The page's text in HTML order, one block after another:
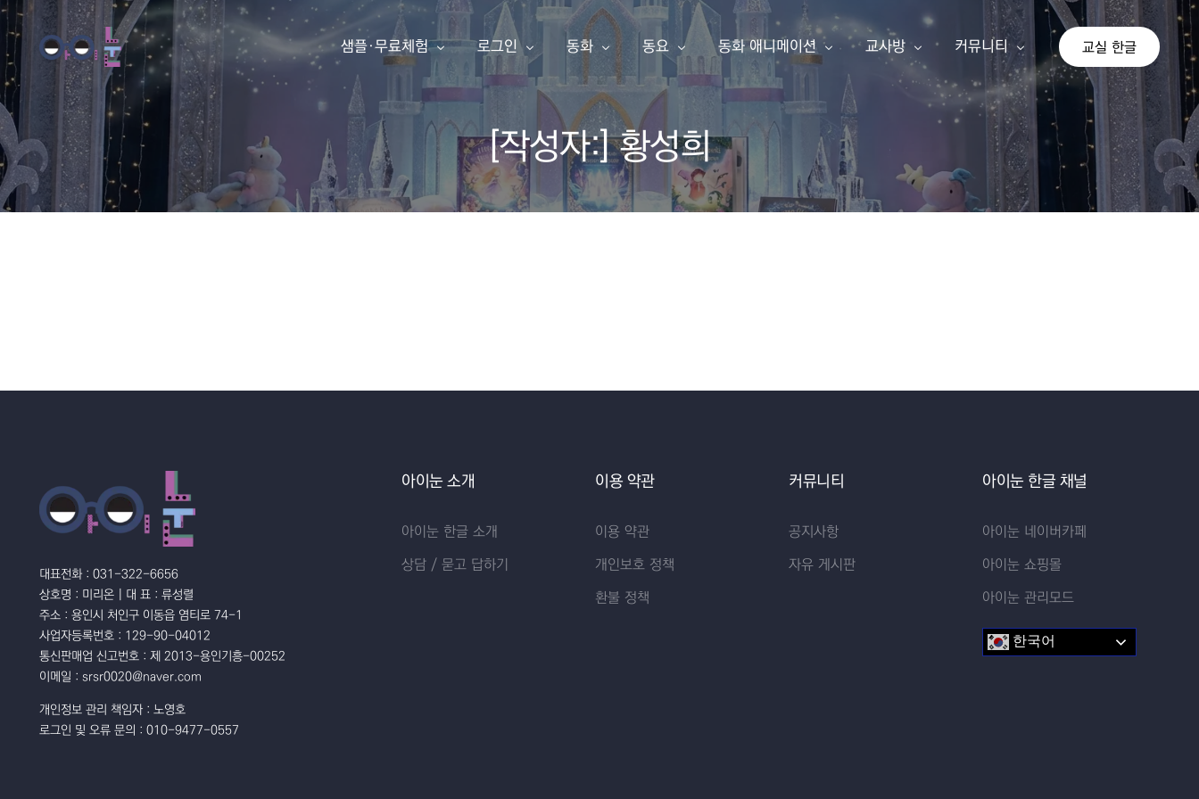
샘플·무료체험
한글 동화책 샘플
영어 동화책 샘플
동요
동요 샘플
아이눈 소개
로그인
동화책 만들기
내 동화책
구독 신청
동화
아이눈 이북
한글 동화책
영어 동화책
동요
아이눈 음악
주니어 싱어
동화 애니메이션
아이눈 동영상
동화 애니메이션
교사방
교사 등업신청
교실 한글
쓰기 추가
커뮤니티
공지사항
자유게시판
기존 게시판
교실 한글
[작성자:]황성희
대표전화 : 031-322-6656
상호명 : 미리온 | 대 표 : 류성렬
주소 : 용인시 처인구 이동읍 염티로 74-1
사업자등록번호 : 129-90-04012
통신판매업 신고번호 : 제 2013-용인기흥-00252
이메일 : srsr0020@naver.com
개인정보 관리 책임자 : 노영호
로그인 및 오류 문의 : 010-9477-0557
아이눈 소개
아이눈 한글 소개
상담 / 묻고 답하기
이용 약관
이용 약관
개인보호 정책
환불 정책
커뮤니티
공지사항
자유 게시판
아이눈 한글 채널
아이눈 네이버카페
아이눈 쇼핑몰
아이눈 관리모드
한국어